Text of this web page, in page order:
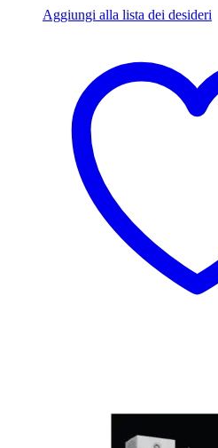
Aggiungi alla lista dei desideri